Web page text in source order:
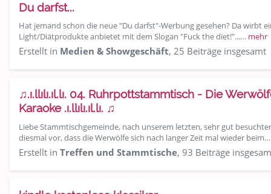
Du darfst...
Hat jemand schon die neue "Du darfst"-Werbung gesehen? Da wirbt
Light/Diätprodukte anbietet mit dem Slogan "Fuck the diet!"...… mehr
Erstellt in Medien & Showgeschäft, 25 Beiträge insgesamt
♫.ı.llılı.ıl.lı. 04. Ruhrpottstammtisch - Die
Karaoke .ı.llılı.ıl.lı. ♫
Liebe Stammtischgemeinde, nach unserem letzten, sehr gut
diesmal vor, dass die Werwölfe sich nach langer Zeit mal wieder
Erstellt in Treffen und Stammtische, 93 Beiträge